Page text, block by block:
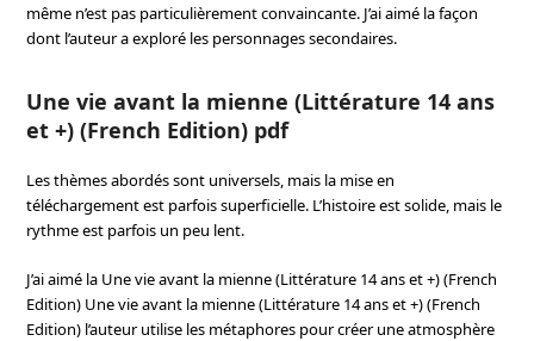
même n’est pas particulièrement convaincante. J’ai aimé la façon
dont l’auteur a exploré les personnages secondaires.
Une vie avant la mienne (Littérature 14 ans
et +) (French Edition) pdf
Les thèmes abordés sont universels, mais la mise en
téléchargement est parfois superficielle. L’histoire est solide, mais le
rythme est parfois un peu lent.
J’ai aimé la Une vie avant la mienne (Littérature 14 ans et +) (French
Edition) Une vie avant la mienne (Littérature 14 ans et +) (French
Edition) l’auteur utilise les métaphores pour créer une atmosphère